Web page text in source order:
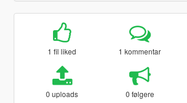
1 fil liked 1 kommentar
0 uploads 0 følgere